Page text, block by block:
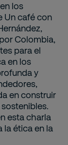
los
Un café con
Colombia,
para el
en los
y
en construir
esta charla
la ética en la